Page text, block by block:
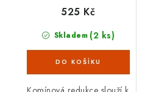
Skladem (2 ks)
525 Kč